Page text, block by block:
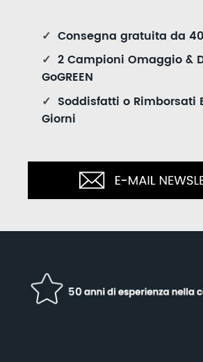
✓ Consegna gratuita da
✓ 2 Campioni Omaggio &
GoGREEN
✓ Soddisfatti o Rimborsati
Giorni